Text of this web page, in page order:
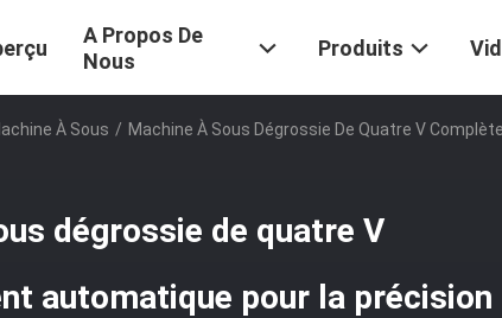
A Propos De
Nous
Produits
À Sous / Machine À Sous Dégrossie De Quatre V
dégrossie de quatre V
automatique pour la précision